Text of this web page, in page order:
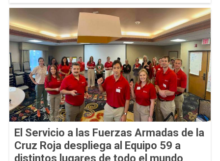
El Servicio a las Fuerzas Armadas de la
Cruz Roja despliega al Equipo 59 a
distintos lugares de todo el mundo